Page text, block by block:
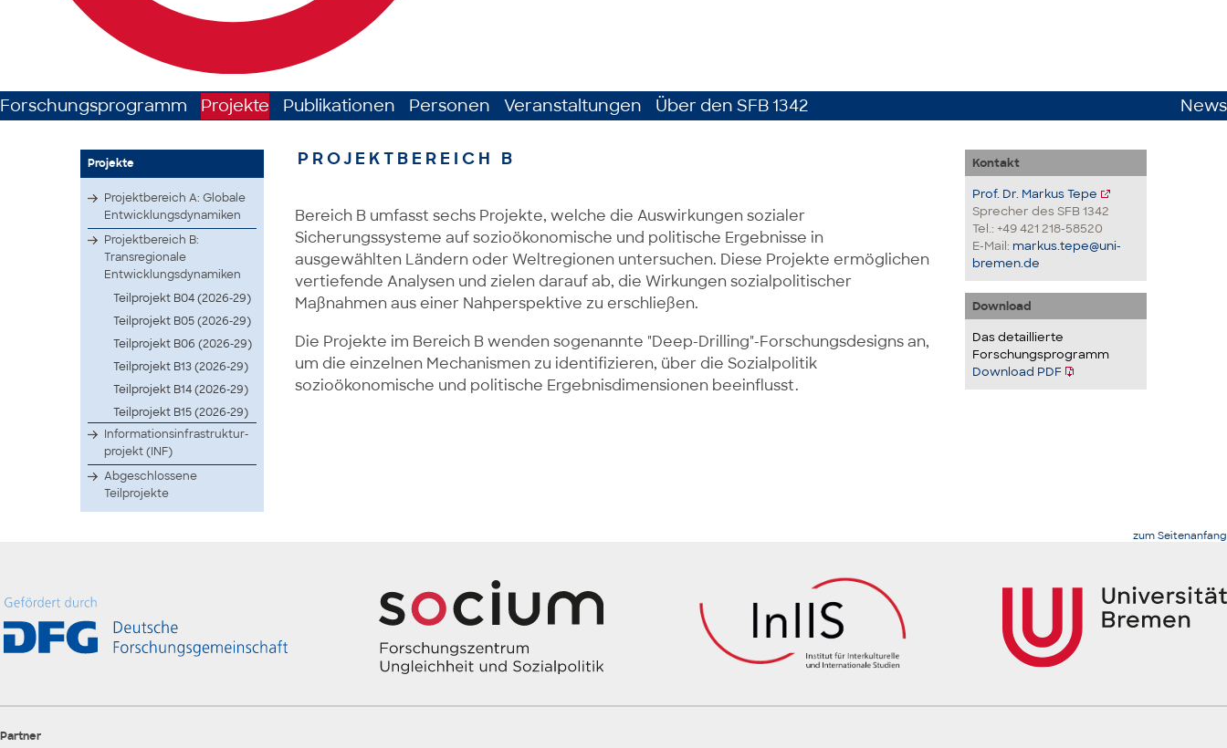
Forschungsprogramm Projekte Publikationen Personen Veranstaltungen Über den SFB 1342 News
Projekte
Projektbereich A: Globale
Entwicklungsdynamiken
Projektbereich B:
Transregionale
Entwicklungsdynamiken
Teilprojekt B04 (2026-29)
Teilprojekt B05 (2026-29)
Teilprojekt B06 (2026-29)
Teilprojekt B13 (2026-29)
Teilprojekt B14 (2026-29)
Teilprojekt B15 (2026-29)
Infor­matio­nsinf­rastr­uktur­
proje­kt (INF)
Abgeschlossene
Teilprojekte
PROJEKTBEREICH B
Bereich B umfasst sechs Projekte, welche die Auswirkungen sozialer
Sicherungssysteme auf sozioökonomische und politische Ergebnisse in
ausgewählten Ländern oder Weltregionen untersuchen. Diese Projekte ermöglichen
vertiefende Analysen und zielen darauf ab, die Wirkungen sozialpolitischer
Maßnahmen aus einer Nahperspektive zu erschließen.
Die Projekte im Bereich B wenden sogenannte "Deep-Drilling"-Forschungsdesigns an,
um die einzelnen Mechanismen zu identifizieren, über die Sozialpolitik
sozioökonomische und politische Ergebnisdimensionen beeinflusst.
Kontakt
Prof. Dr. Markus Tepe
Sprecher des SFB 1342
Tel.: +49 421 218-58520
E-Mail: markus.tepe@uni-
bremen.de
Download
Das detaillierte
Forschungsprogramm
Download PDF
zum Seitenanfang
Partner